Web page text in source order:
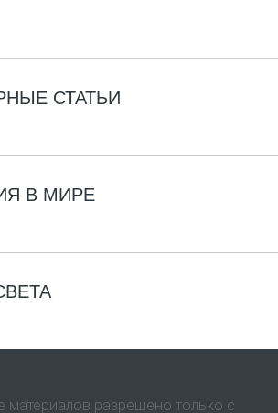
СТАТЬИ
В МИРЕ
материалов разрешено только с